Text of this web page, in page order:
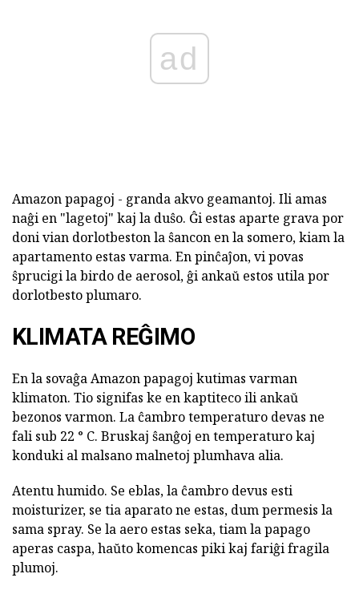
ad
Amazon papagoj - granda akvo geamantoj. Ili amas
naĝi en "lagetoj" kaj la duŝo. Ĝi estas aparte grava por
doni vian dorlotbeston la ŝancon en la somero, kiam la
apartamento estas varma. En pinĉaĵon, vi povas
ŝprucigi la birdo de aerosol, ĝi ankaŭ estos utila por
dorlotbesto plumaro.
KLIMATA REĜIMO
En la sovaĝa Amazon papagoj kutimas varman
klimaton. Tio signifas ke en kaptiteco ili ankaŭ
bezonos varmon. La ĉambro temperaturo devas ne
fali sub 22 ° C. Bruskaj ŝanĝoj en temperaturo kaj
konduki al malsano malnetoj plumhava alia.
Atentu humido. Se eblas, la ĉambro devus esti
moisturizer, se tia aparato ne estas, dum permesis la
sama spray. Se la aero estas seka, tiam la papago
aperas caspa, haŭto komencas piki kaj fariĝi fragila
plumoj.